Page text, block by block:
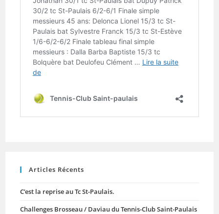
Articles Récents
C’est la reprise au Tc St-Paulais.
Challenges Brosseau / Daviau du Tennis-Club Saint-Paulais